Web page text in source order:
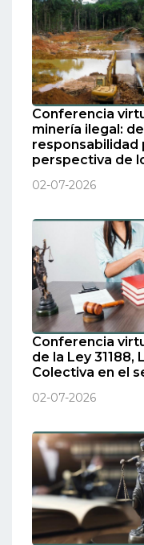
Conferencia
minería ilegal:
responsabilidad
perspectiva de
02-07-2026
Conferencia
de la Ley 31188,
Colectiva en el
02-07-2026